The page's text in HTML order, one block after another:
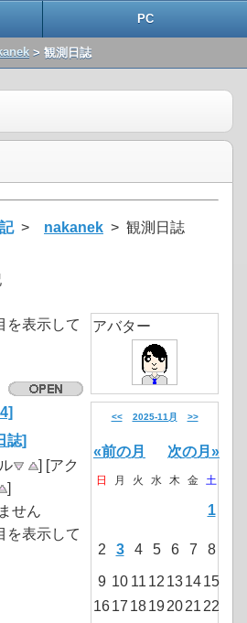
PC
> 観測日誌
> nakanek > 観測日誌
を表示して
誌]
] [アク
]
せん
を表示して
アバター
<< 2025-11月 >>
«前の月 次の月»
日 月 火 水 木 金 土
1
2 3 4 5 6 7 8
9 10 11 12 131415
1617 18192021 22